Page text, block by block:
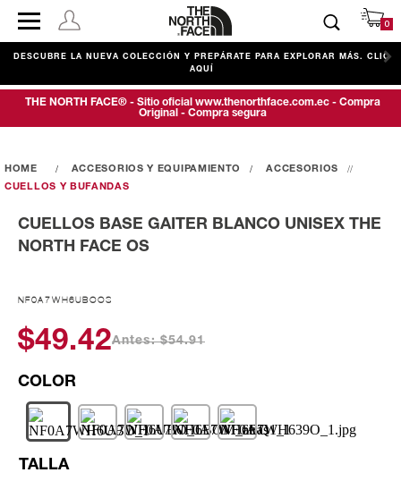
0
DESCUBRE LA NUEVA COLECCIÓN Y PREPÁRATE PARA EXPLORAR MÁS. CLIC
AQUÍ
THE NORTH FACE® - Sitio oficial www.thenorthface.com.ec - Compra
Original - Compra segura
ACCESORIOS Y EQUIPAMIENTO
ACCESORIOS
CUELLOS Y BUFANDAS
CUELLOS BASE GAITER BLANCO UNISEX THE
NORTH FACE OS
NF0A7WH6UBOOS
$49.42Antes: $54.91
TALLA